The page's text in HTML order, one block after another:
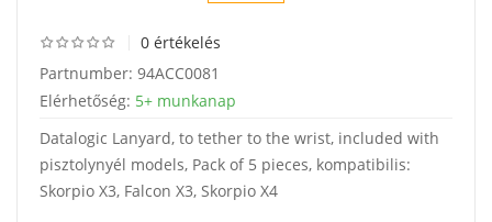
0 értékelés
Partnumber: 94ACC0081
Elérhetőség: 5+ munkanap
Datalogic Lanyard, to tether to the wrist, included with
pisztolynyél models, Pack of 5 pieces, kompatibilis:
Skorpio X3, Falcon X3, Skorpio X4